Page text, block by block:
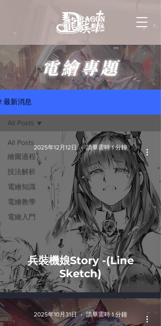
電繪專題
! 最新消息
All Posts
繪圖過程
技法解析
電繪知識
電繪教學
電繪入門
All Posts
兵裝機娘Story -(Line
Sketch)
2025年12月12日 讀畢需時 1 分鐘
2025年10月31日 讀畢需時 1 分鐘